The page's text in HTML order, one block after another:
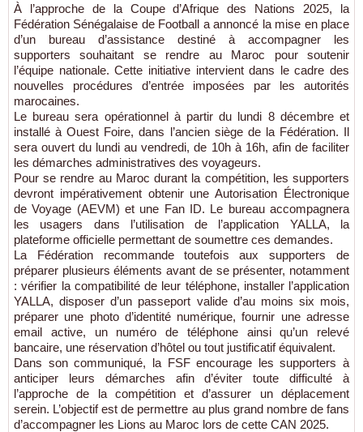
À l’approche de la Coupe d’Afrique des Nations 2025, la
Fédération Sénégalaise de Football a annoncé la mise en place
d’un bureau d’assistance destiné à accompagner les
supporters souhaitant se rendre au Maroc pour soutenir
l’équipe nationale. Cette initiative intervient dans le cadre des
nouvelles procédures d’entrée imposées par les autorités
marocaines.
Le bureau sera opérationnel à partir du lundi 8 décembre et
installé à Ouest Foire, dans l’ancien siège de la Fédération. Il
sera ouvert du lundi au vendredi, de 10h à 16h, afin de faciliter
les démarches administratives des voyageurs.
Pour se rendre au Maroc durant la compétition, les supporters
devront impérativement obtenir une Autorisation Électronique
de Voyage (AEVM) et une Fan ID. Le bureau accompagnera
les usagers dans l’utilisation de l’application YALLA, la
plateforme officielle permettant de soumettre ces demandes.
La Fédération recommande toutefois aux supporters de
préparer plusieurs éléments avant de se présenter, notamment
: vérifier la compatibilité de leur téléphone, installer l’application
YALLA, disposer d’un passeport valide d’au moins six mois,
préparer une photo d’identité numérique, fournir une adresse
email active, un numéro de téléphone ainsi qu’un relevé
bancaire, une réservation d’hôtel ou tout justificatif équivalent.
Dans son communiqué, la FSF encourage les supporters à
anticiper leurs démarches afin d’éviter toute difficulté à
l’approche de la compétition et d’assurer un déplacement
serein. L’objectif est de permettre au plus grand nombre de fans
d’accompagner les Lions au Maroc lors de cette CAN 2025.